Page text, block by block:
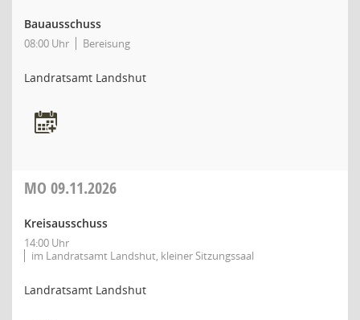
Bauausschuss
08:00 Uhr Bereisung
Landratsamt Landshut
MO 09.11.2026
Kreisausschuss
14:00 Uhr
im Landratsamt Landshut, kleiner Sitzungssaal
Landratsamt Landshut